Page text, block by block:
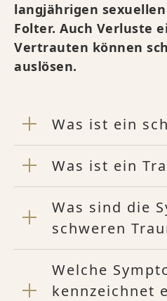
langjährigen
Folter. Auch Verluste
Vertrauten können
auslösen.
Was ist ein
Was ist ein
Was sind die
schweren
Welche
kennzeichnet